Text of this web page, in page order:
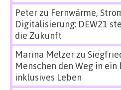
Peterzu Fernwärme,
Digitalisierung: DEW21
die Zukunft
Marina Melzerzu
Menschen den Weg in
inklusives Leben